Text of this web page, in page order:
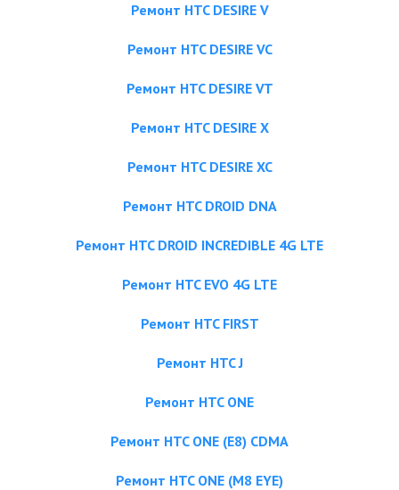
Ремонт HTC DESIRE V
Ремонт HTC DESIRE VC
Ремонт HTC DESIRE VT
Ремонт HTC DESIRE X
Ремонт HTC DESIRE XC
Ремонт HTC DROID DNA
Ремонт HTC DROID INCREDIBLE 4G LTE
Ремонт HTC EVO 4G LTE
Ремонт HTC FIRST
Ремонт HTC J
Ремонт HTC ONE
Ремонт HTC ONE (E8) CDMA
Ремонт HTC ONE (M8 EYE)